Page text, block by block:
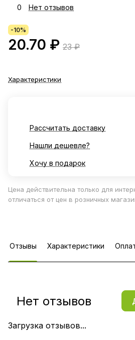
0 Нет отзывов
-10%
20.70 ₽ 23 ₽
Характеристики
Рассчитать доставку
Нашли дешевле?
Хочу в подарок
Цена действительна только для
отличаться от цен в розничных
Отзывы Характеристики
Загрузка отзывов...
Нет отзывов